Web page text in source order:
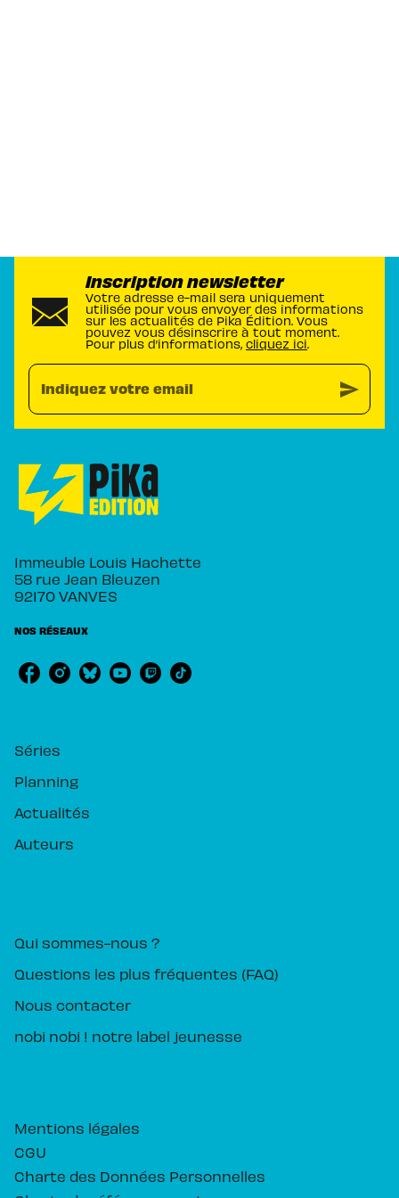
Inscription newsletter
Votre adresse e-mail sera uniquement
utilisée pour vous envoyer des informations
sur les actualités de Pika Édition. Vous
pouvez vous désinscrire à tout moment.
Pour plus d’informations, cliquez ici.
Indiquez votre email send
Immeuble Louis Hachette
58 rue Jean Bleuzen
92170 VANVES
NOS RÉSEAUX
Séries
Planning
Actualités
Auteurs
Qui sommes-nous ?
Questions les plus fréquentes (FAQ)
Nous contacter
nobi nobi ! notre label jeunesse
Mentions légales
CGU
Charte des Données Personnelles